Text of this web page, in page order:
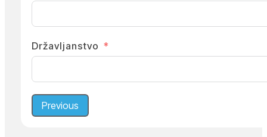
Državljanstvo
Previous